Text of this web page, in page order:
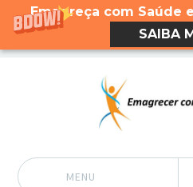
Emagreça com Saúde
SAIBA
MENU